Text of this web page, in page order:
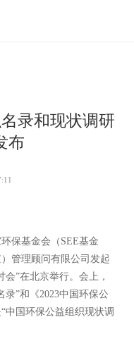
录和现状调研
布
保基金会（SEE基金
管理顾问有限公司发起
”在北京举行。会上，
录”和《2023中国环保公
中国环保公益组织现状调